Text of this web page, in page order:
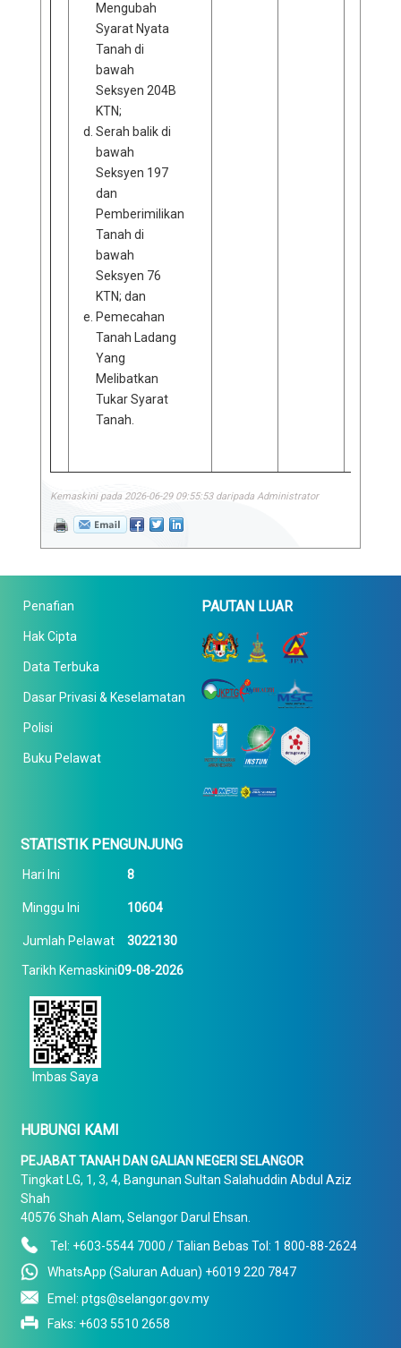
Mengubah
Syarat Nyata
Tanah di
bawah
Seksyen 204B
KTN;
Serah balik di
bawah
Seksyen 197
dan
Pemberimilikan
Tanah di
bawah
Seksyen 76
KTN; dan
Pemecahan
Tanah Ladang
Yang
Melibatkan
Tukar Syarat
Tanah.
Kemaskini pada 2026-06-29 09:55:53 daripada Administrator
Penafian
Hak Cipta
Data Terbuka
Dasar Privasi & Keselamatan
Polisi
Buku Pelawat
PAUTAN LUAR
STATISTIK PENGUNJUNG
Hari Ini 8
Minggu Ini 10604
Jumlah Pelawat 3022130
Tarikh Kemaskini09-08-2026
Imbas Saya
HUBUNGI KAMI
PEJABAT TANAH DAN GALIAN NEGERI SELANGOR
Tingkat LG, 1, 3, 4, Bangunan Sultan Salahuddin Abdul Aziz
Shah
40576 Shah Alam, Selangor Darul Ehsan.
Tel: +603-5544 7000 / Talian Bebas Tol: 1 800-88-2624
WhatsApp (Saluran Aduan) +6019 220 7847
Emel: ptgs@selangor.gov.my
Faks: +603 5510 2658